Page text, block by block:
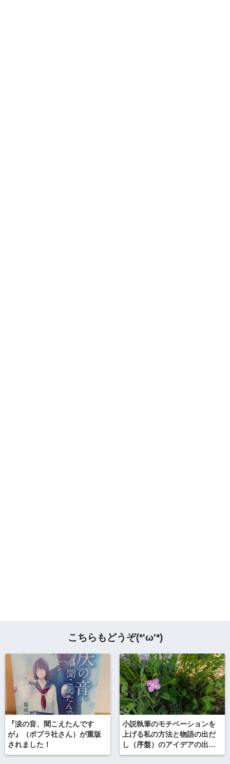
こちらもどうぞ(*'ω'*)
『涙の音、聞こえたんです
が』（ポプラ社さん）が重版
されました！
小説執筆のモチベーションを
上げる私の方法と物語の出だ
し（序盤）のアイデアの出し
方